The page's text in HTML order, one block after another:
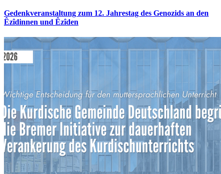
Gedenkveranstaltung zum 12. Jahrestag des Genozids an den
Êzîdinnen und Êzîden